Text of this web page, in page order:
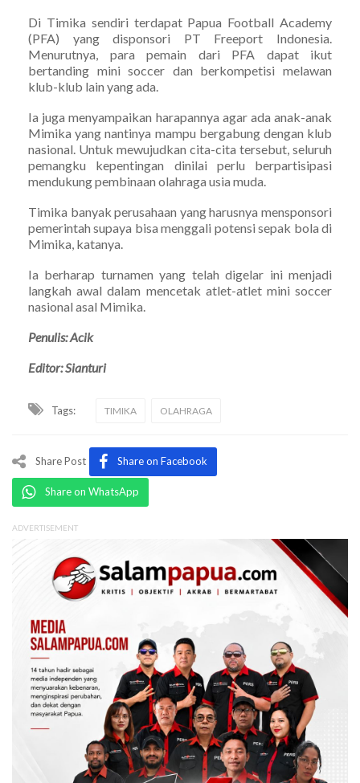
Di Timika sendiri terdapat Papua Football Academy
(PFA) yang disponsori PT Freeport Indonesia.
Menurutnya, para pemain dari PFA dapat ikut
bertanding mini soccer dan berkompetisi melawan
klub-klub lain yang ada.
Ia juga menyampaikan harapannya agar ada anak-anak
Mimika yang nantinya mampu bergabung dengan klub
nasional. Untuk mewujudkan cita-cita tersebut, seluruh
pemangku kepentingan dinilai perlu berpartisipasi
mendukung pembinaan olahraga usia muda.
Timika banyak perusahaan yang harusnya mensponsori
pemerintah supaya bisa menggali potensi sepak bola di
Mimika, katanya.
Ia berharap turnamen yang telah digelar ini menjadi
langkah awal dalam mencetak atlet-atlet mini soccer
nasional asal Mimika.
Penulis: Acik
Editor: Sianturi
Tags: TIMIKA OLAHRAGA
Share Post Share on Facebook
Share on WhatsApp
ADVERTISEMENT